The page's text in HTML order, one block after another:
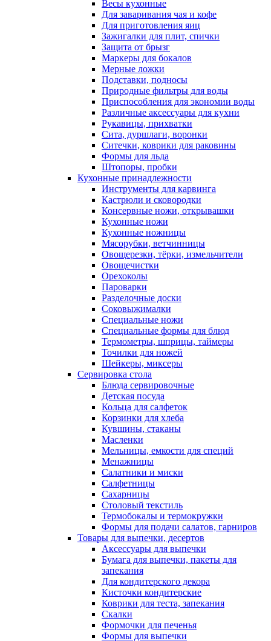
Весы кухонные
Для заваривания чая и кофе
Для приготовления яиц
Зажигалки для плит, спички
Защита от брызг
Маркеры для бокалов
Мерные ложки
Подставки, подносы
Природные фильтры для воды
Приспособления для экономии воды
Различные аксессуары для кухни
Рукавицы, прихватки
Сита, дуршлаги, воронки
Ситечки, коврики для раковины
Формы для льда
Штопоры, пробки
Кухонные принадлежности
Инструменты для карвинга
Кастрюли и сковородки
Консервные ножи, открывашки
Кухонные ножи
Кухонные ножницы
Мясорубки, ветчинницы
Овощерезки, тёрки, измельчители
Овощечистки
Орехоколы
Пароварки
Разделочные доски
Соковыжималки
Специальные ножи
Специальные формы для блюд
Термометры, шприцы, таймеры
Точилки для ножей
Шейкеры, миксеры
Сервировка стола
Блюда сервировочные
Детская посуда
Кольца для салфеток
Корзинки для хлеба
Кувшины, стаканы
Масленки
Мельницы, емкости для специй
Менажницы
Салатники и миски
Салфетницы
Сахарницы
Столовый текстиль
Термобокалы и термокружки
Формы для подачи салатов, гарниров
Товары для выпечки, десертов
Аксессуары для выпечки
Бумага для выпечки, пакеты для
запекания
Для кондитерского декора
Кисточки кондитерские
Коврики для теста, запекания
Скалки
Формочки для печенья
Формы для выпечки